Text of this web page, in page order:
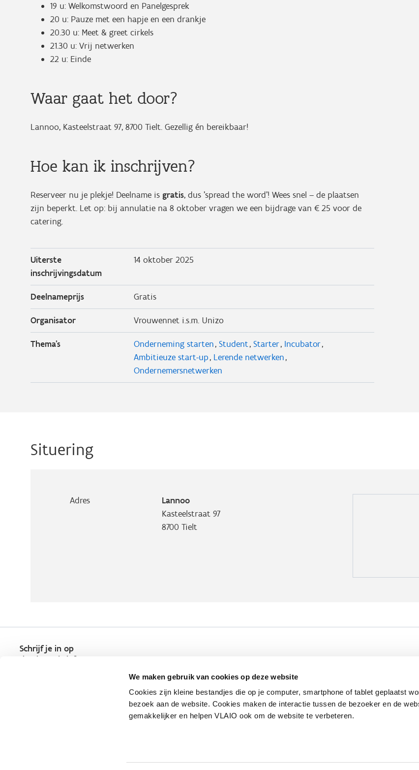
We maken gebruik van cookies op deze website
Cookies zijn kleine bestandjes die op je computer, smartphone of tablet geplaatst
bezoek aan de website. Cookies maken de interactie tussen de bezoeker en de
gemakkelijker en helpen VLAIO ook om de website te verbeteren.
19 u: Welkomstwoord en Panelgesprek
20 u: Pauze met een hapje en een drankje
20.30 u: Meet & greet cirkels
21.30 u: Vrij netwerken
22 u: Einde
Waar gaat het door?
Lannoo, Kasteelstraat 97, 8700 Tielt. Gezellig én bereikbaar!
Hoe kan ik inschrijven?
Reserveer nu je plekje! Deelname is gratis, dus 'spread the word'! Wees snel – de plaatsen
zijn beperkt. Let op: bij annulatie na 8 oktober vragen we een bijdrage van € 25 voor de
catering.
Uiterste
inschrijvingsdatum
14 oktober 2025
Deelnameprijs Gratis
Organisator Vrouwennet i.s.m. Unizo
Thema's Onderneming starten Student Starter Incubator
Ambitieuze start-up Lerende netwerken
Ondernemersnetwerken
Situering
Adres
Lannoo
Kasteelstraat 97
8700 Tielt
Schrijf je in op
de nieuwsbrief
Communicatieverplichtingen &
uitgegeven door VLAIO